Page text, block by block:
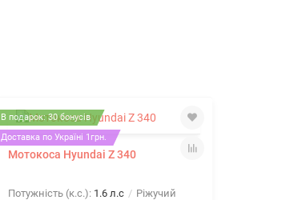
В подарок: 30 бонусів
Доставка по Україні 1грн.
Мотокоса Hyundai Z 340
Потужність (к.с.): 1.6 л.с
Ріжучий